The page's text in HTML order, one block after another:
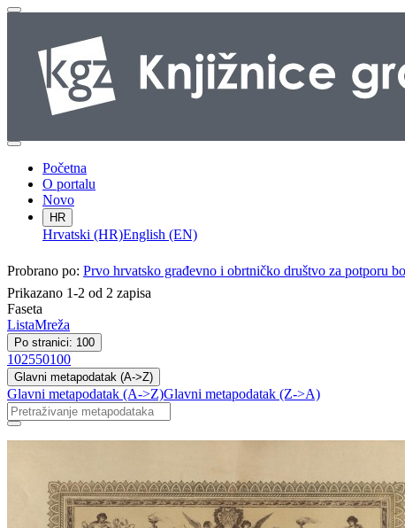
Početna
O portalu
Novo
HR
Hrvatski (HR)English (EN)
Probrano po: Prvo hrvatsko građevno i obrtničko društvo za potporu
Prikazano 1-2 od 2 zapisa
Faseta
ListaMreža
Po stranici: 100
102550100
Glavni metapodatak (A->Z)
Glavni metapodatak (A->Z)Glavni metapodatak (Z->A)